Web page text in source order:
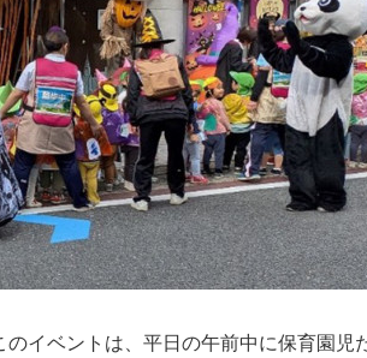
イベントは、平日の午前中に保育園児